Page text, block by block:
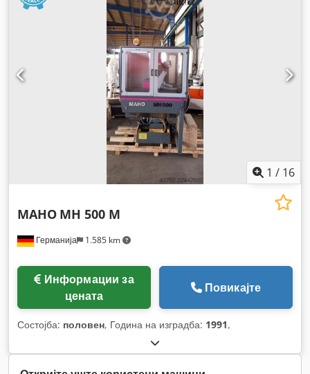
1 / 16
Германија 1.585 km
MAHO MH 500 M
цената
Повикајте
Состојба: половен, Година на изградба: 1991,